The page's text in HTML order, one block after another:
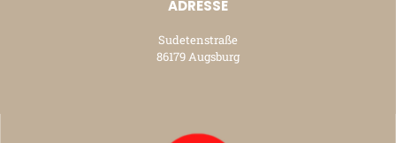
ADRESSE
Sudetenstraße
86179 Augsburg